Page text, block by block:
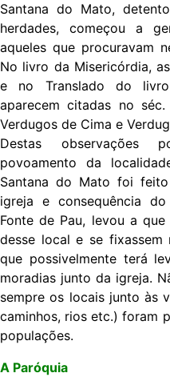
Santana do Mato,
herdades, começou a
aqueles que procuravam
No livro da Misericórdia,
e no Translado do
aparecem citadas no
Verdugos de Cima e
Destas observações
povoamento da
Santana do Mato foi
igreja e consequência
Fonte de Pau, levou a
desse local e se
que possivelmente terá
moradias junto da igreja.
sempre os locais junto às
caminhos, rios etc.) foram
populações.
A Paróquia